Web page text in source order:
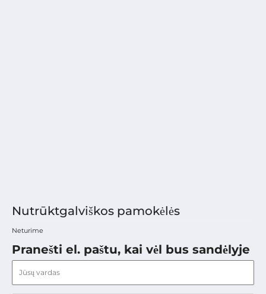
Nutrūktgalviškos pamokėlės
Neturime
Pranešti el. paštu, kai vėl bus sandėlyje